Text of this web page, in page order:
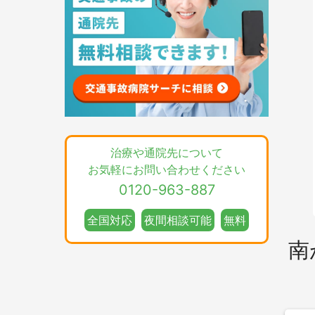
治療や通院先について
お気軽にお問い合わせください
0120-963-887
全国対応 夜間相談可能 無料
南